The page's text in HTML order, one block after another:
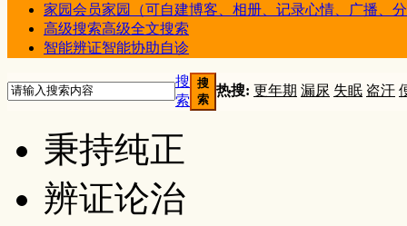
家园会员家园（可自建博客、相册、记录心情、广播、
高级搜索高级全文搜索
智能辨证智能协助自诊
搜
索
搜
索
热搜: 更年期 漏尿 失眠 盗汗
秉持纯正
辨证论治